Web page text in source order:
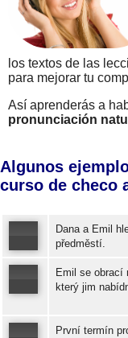
los textos de las
para mejorar tu
Así aprenderás a
pronunciación
Algunos
curso de checo
Dana a Emil
předměstí.
Emil se obrací
který jim
První termín